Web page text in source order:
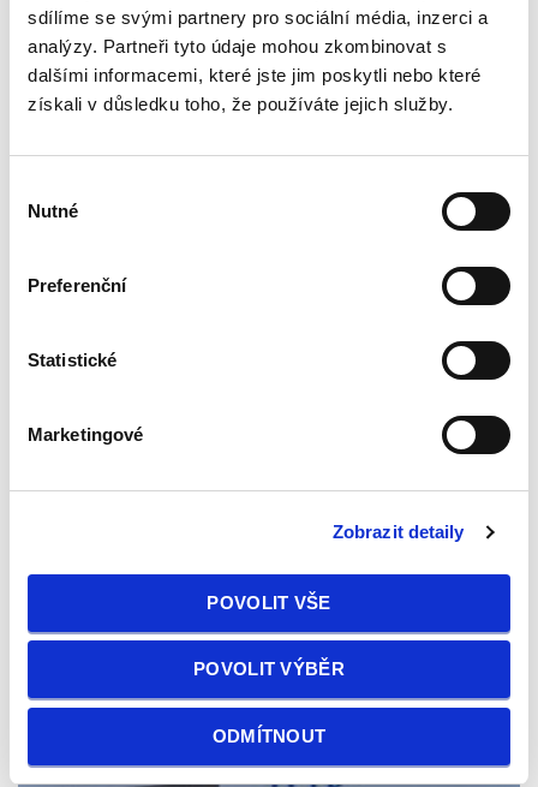
sdílíme se svými partnery pro sociální média, inzerci a
analýzy. Partneři tyto údaje mohou zkombinovat s
dalšími informacemi, které jste jim poskytli nebo které
získali v důsledku toho, že používáte jejich služby.
souhlasu
Nutné
Preferenční
Statistické
Marketingové
Zobrazit detaily
POVOLIT VŠE
POVOLIT VÝBĚR
ODMÍTNOUT
179 999 Kč
Škoda Rapid 1.2TSI 77kw
Rok výroby
Najeto 92803 km